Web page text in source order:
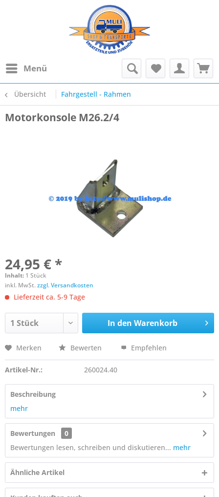
Menü
Übersicht Fahrgestell - Rahmen
Motorkonsole M26.2/4
24,95 € *
Inhalt: 1 Stück
inkl. MwSt.zzgl. Versandkosten
Lieferzeit ca. 5-9 Tage
In den Warenkorb
Merken Bewerten Empfehlen
Artikel-Nr.: 260024.40
Beschreibung
mehr
Bewertungen
0
Bewertungen lesen, schreiben und diskutieren... mehr
Ähnliche Artikel